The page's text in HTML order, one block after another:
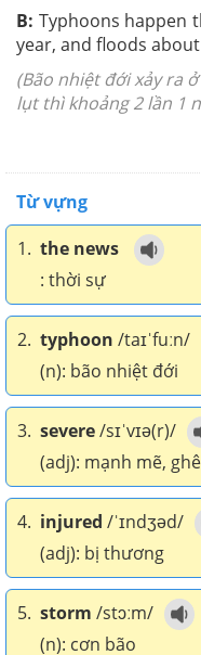
B: Typhoons happen
year, and floods
(Bão nhiệt đới xảy ra
lụt thì khoảng 2 lần 1
Từ vựng
1. the news
: thời sự
2. typhoon /taɪˈfuːn/
(n): bão nhiệt đới
3. severe/sɪˈvɪə(r)/
(adj): mạnh mẽ,
4. injured /ˈɪndʒəd/
(adj): bị thương
5. storm /stɔːm/
(n): cơn bão